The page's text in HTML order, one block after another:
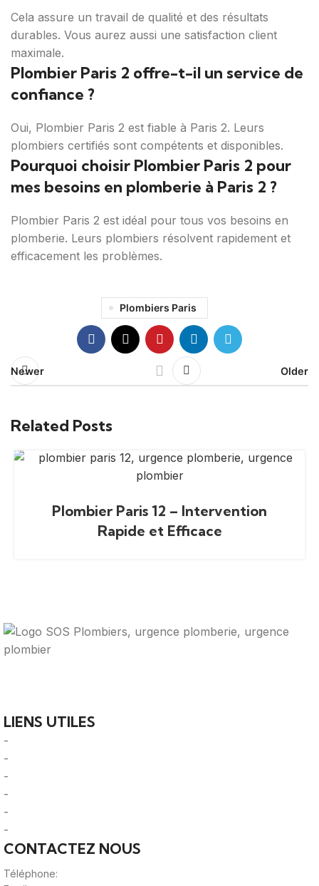
Cela assure un travail de qualité et des résultats
durables. Vous aurez aussi une satisfaction client
maximale.
Plombier Paris 2 offre-t-il un service de
confiance ?
Oui, Plombier Paris 2 est fiable à Paris 2. Leurs
plombiers certifiés sont compétents et disponibles.
Pourquoi choisir Plombier Paris 2 pour
mes besoins en plomberie à Paris 2 ?
Plombier Paris 2 est idéal pour tous vos besoins en
plomberie. Leurs plombiers résolvent rapidement et
efficacement les problèmes.
Plombiers Paris
Newer Older
Related Posts
Plombier Paris 12 – Intervention
Rapide et Efficace
LIENS UTILES
-
-
-
-
-
-
CONTACTEZ NOUS
Téléphone: